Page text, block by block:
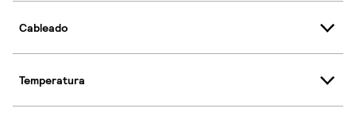
Cableado
Temperatura